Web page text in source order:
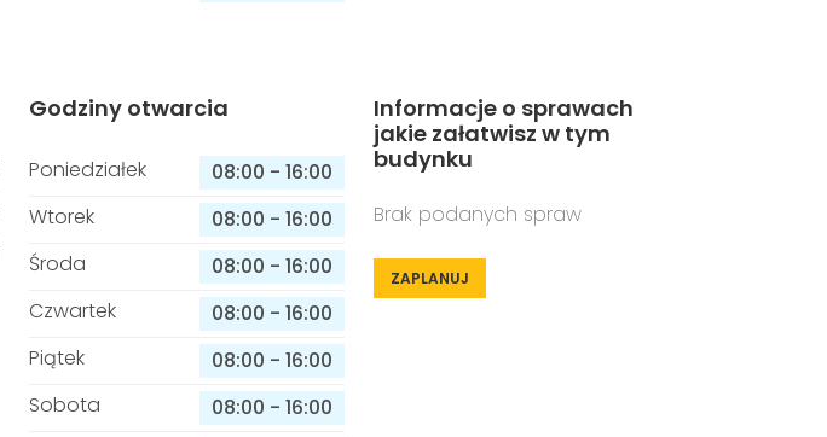
Godziny otwarcia
Poniedziałek 08:00 - 16:00
Wtorek
08:00 - 16:00
Środa
08:00 - 16:00
Czwartek
08:00 - 16:00
Piątek
08:00 - 16:00
Sobota
08:00 - 16:00
Informacje o sprawach
jakie załatwisz w tym
budynku
Brak podanych spraw
ZAPLANUJ